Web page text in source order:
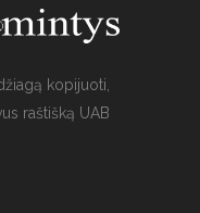
kopijuoti,
raštišką UAB